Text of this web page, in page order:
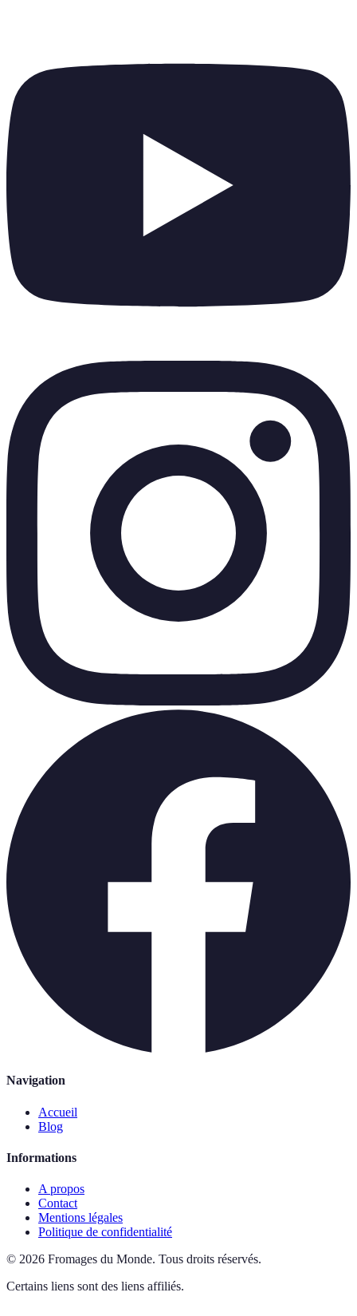
Navigation
Accueil
Blog
Informations
A propos
Contact
Mentions légales
Politique de confidentialité
© 2026 Fromages du Monde. Tous droits réservés.
Certains liens sont des liens affiliés.